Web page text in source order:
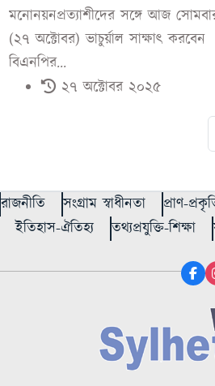
মনোনয়নপ্রত্যাশীদের সঙ্গে আজ
(২৭ অক্টোবর) ভাচুর্য়াল সাক্ষাৎ করবেন
বিএনপির...
২৭ অক্টোবর ২০২৫
রাজনীতি সংগ্রাম স্বাধীনতা প্রাণ-
ইতিহাস-ঐতিহ্য
তথ্যপ্রযুক্তি-শিক্ষা